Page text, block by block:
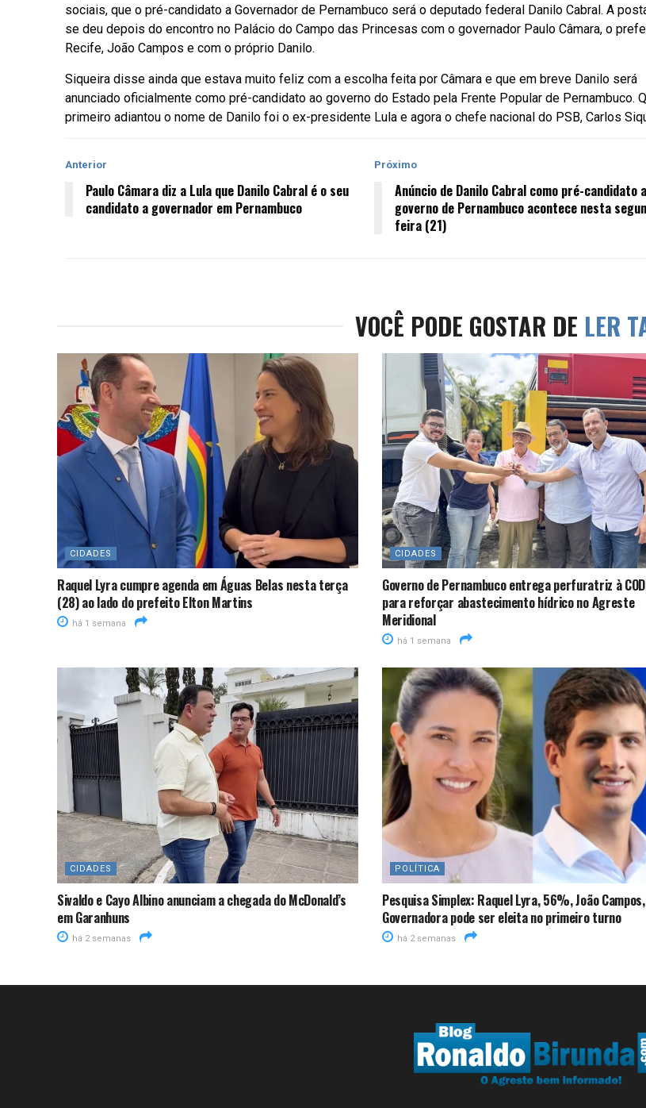
sociais, que o pré-candidato a Governador de Pernambuco será o deputado federal Danilo Cabral. A
se deu depois do encontro no Palácio do Campo das Princesas com o governador Paulo Câmara, o
Recife, João Campos e com o próprio Danilo.
Siqueira disse ainda que estava muito feliz com a escolha feita por Câmara e que em breve Danilo será
anunciado oficialmente como pré-candidato ao governo do Estado pela Frente Popular de Pernambuco.
primeiro adiantou o nome de Danilo foi o ex-presidente Lula e agora o chefe nacional do PSB, Carlos
Anterior
Paulo Câmara diz a Lula que Danilo Cabral é o seu
candidato a governador em Pernambuco
Próximo
Anúncio de Danilo Cabral como pré-candidato
governo de Pernambuco acontece nesta
feira (21)
VOCÊ PODE GOSTAR DE LER
CIDADES
Raquel Lyra cumpre agenda em Águas Belas nesta terça
(28) ao lado do prefeito Elton Martins
há 1 semana
CIDADES
Governo de Pernambuco entrega perfuratriz à
para reforçar abastecimento hídrico no Agreste
Meridional
há 1 semana
CIDADES
Sivaldo e Cayo Albino anunciam a chegada do McDonald’s
em Garanhuns
há 2 semanas
POLÍTICA
Pesquisa Simplex: Raquel Lyra, 56%, João
Governadora pode ser eleita no primeiro turno
há 2 semanas